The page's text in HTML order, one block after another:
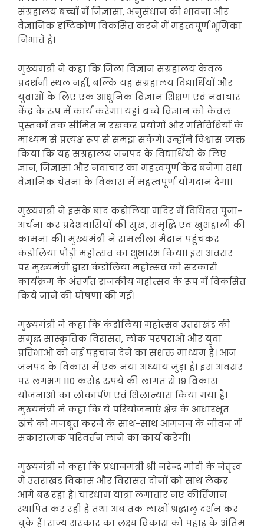
संग्रहालय बच्चों में जिज्ञासा, अनुसंधान की भावना और
वैज्ञानिक दृष्टिकोण विकसित करने में महत्वपूर्ण भूमिका
निभाते हैं।
मुख्यमंत्री ने कहा कि जिला विज्ञान संग्रहालय केवल
प्रदर्शनी स्थल नहीं, बल्कि यह संग्रहालय विद्यार्थियों और
युवाओं के लिए एक आधुनिक विज्ञान शिक्षण एवं नवाचार
केंद्र के रूप में कार्य करेगा। यहां बच्चे विज्ञान को केवल
पुस्तकों तक सीमित न रखकर प्रयोगों और गतिविधियों के
माध्यम से प्रत्यक्ष रूप से समझ सकेंगे। उन्होंने विश्वास व्यक्त
किया कि यह संग्रहालय जनपद के विद्यार्थियों के लिए
ज्ञान, जिज्ञासा और नवाचार का महत्वपूर्ण केंद्र बनेगा तथा
वैज्ञानिक चेतना के विकास में महत्वपूर्ण योगदान देगा।
मुख्यमंत्री ने इसके बाद कंडोलिया मंदिर में विधिवत पूजा-
अर्चना कर प्रदेशवासियों की सुख, समृद्धि एवं खुशहाली की
कामना की। मुख्यमंत्री ने रामलीला मैदान पहुंचकर
कंडोलिया पौड़ी महोत्सव का शुभारंभ किया। इस अवसर
पर मुख्यमंत्री द्वारा कंडोलिया महोत्सव को सरकारी
कार्यक्रम के अंतर्गत राजकीय महोत्सव के रूप में विकसित
किये जाने की घोषणा की गई।
मुख्यमंत्री ने कहा कि कंडोलिया महोत्सव उत्तराखंड की
समृद्ध सांस्कृतिक विरासत, लोक परंपराओं और युवा
प्रतिभाओं को नई पहचान देने का सशक्त माध्यम है। आज
जनपद के विकास में एक नया अध्याय जुड़ा है। इस अवसर
पर लगभग 110 करोड़ रुपये की लागत से 19 विकास
योजनाओं का लोकार्पण एवं शिलान्यास किया गया है।
मुख्यमंत्री ने कहा कि ये परियोजनाएं क्षेत्र के आधारभूत
ढांचे को मजबूत करने के साथ-साथ आमजन के जीवन में
सकारात्मक परिवर्तन लाने का कार्य करेंगी।
मुख्यमंत्री ने कहा कि प्रधानमंत्री श्री नरेन्द्र मोदी के नेतृत्व
में उत्तराखंड विकास और विरासत दोनों को साथ लेकर
आगे बढ़ रहा है। चारधाम यात्रा लगातार नए कीर्तिमान
स्थापित कर रही है तथा अब तक लाखों श्रद्धालु दर्शन कर
चुके हैं। राज्य सरकार का लक्ष्य विकास को पहाड़ के अंतिम